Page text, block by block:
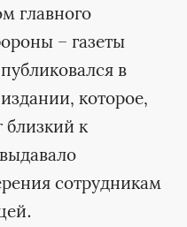
главного
– газеты
в
которое,
близкий к
сотрудникам